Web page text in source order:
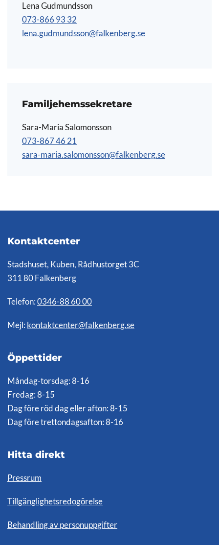
Lena Gudmundsson
073-866 93 32
lena.gudmundsson@falkenberg.se
Familjehemssekretare
Sara-Maria Salomonsson
073-867 46 21
sara-maria.salomonsson@falkenberg.se
Kontaktcenter
Stadshuset, Kuben, Rådhustorget 3C
311 80 Falkenberg
Telefon: 0346-88 60 00
Mejl: kontaktcenter@falkenberg.se
Öppettider
Måndag-torsdag: 8-16
Fredag: 8-15
Dag före röd dag eller afton: 8-15
Dag före trettondagsafton: 8-16
Hitta direkt
Pressrum
Tillgänglighetsredogörelse
Behandling av personuppgifter